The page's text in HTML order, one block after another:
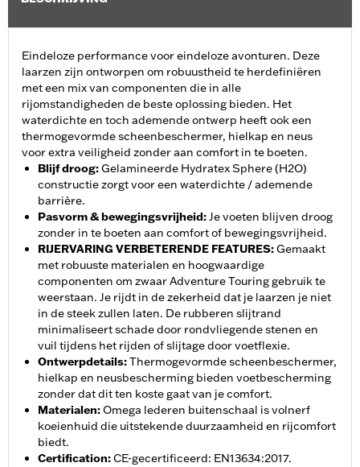
Eindeloze performance voor eindeloze avonturen. Deze
laarzen zijn ontworpen om robuustheid te herdefiniëren
met een mix van componenten die in alle
rijomstandigheden de beste oplossing bieden. Het
waterdichte en toch ademende ontwerp heeft ook een
thermogevormde scheenbeschermer, hielkap en neus
voor extra veiligheid zonder aan comfort in te boeten.
Blijf droog:Gelamineerde Hydratex Sphere (H2O)
constructie zorgt voor een waterdichte / ademende
barrière.
Pasvorm & bewegingsvrijheid:Je voeten blijven droog
zonder in te boeten aan comfort of bewegingsvrijheid.
RIJERVARING VERBETERENDE FEATURES:Gemaakt
met robuuste materialen en hoogwaardige
componenten om zwaar Adventure Touring gebruik te
weerstaan. Je rijdt in de zekerheid dat je laarzen je niet
in de steek zullen laten. De rubberen slijtrand
minimaliseert schade door rondvliegende stenen en
vuil tijdens het rijden of slijtage door voetflexie.
Ontwerpdetails:Thermogevormde scheenbeschermer,
hielkap en neusbescherming bieden voetbescherming
zonder dat dit ten koste gaat van je comfort.
Materialen:Omega lederen buitenschaal is volnerf
koeienhuid die uitstekende duurzaamheid en rijcomfort
biedt.
Certification:CE-gecertificeerd: EN13634:2017.